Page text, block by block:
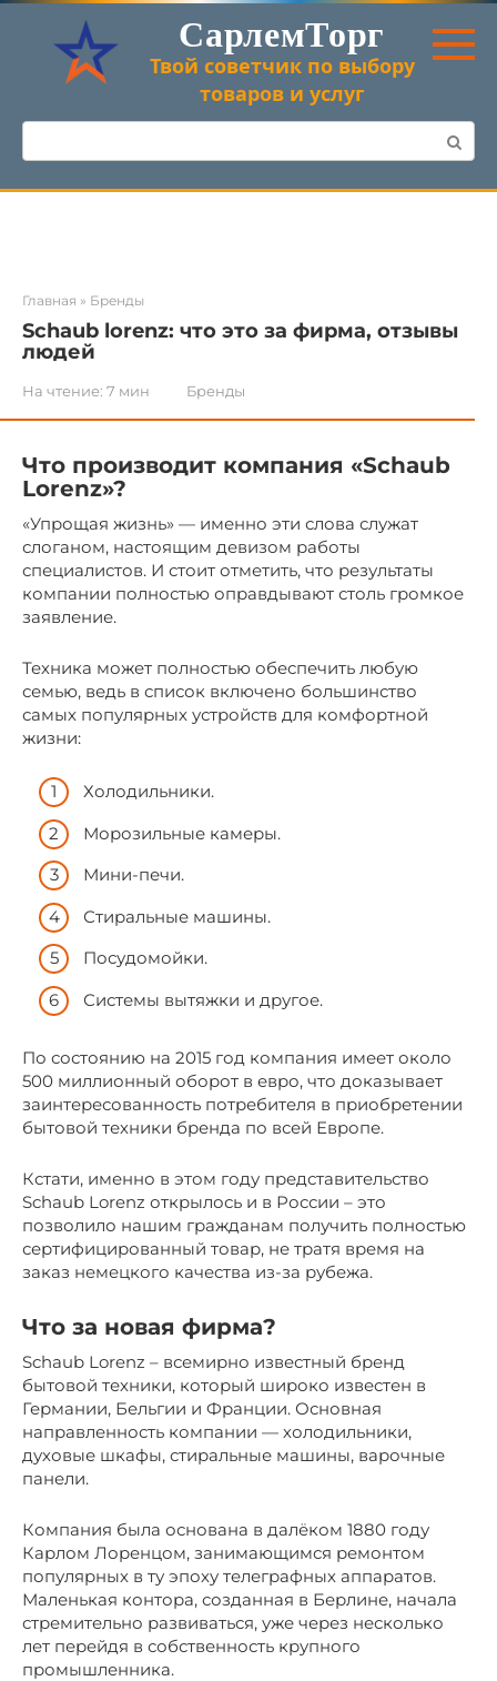
Перейти
контенту
СарлемТорг
Твой советчик по выбору
товаров и услуг
Поиск:
Главная » Бренды
Schaub lorenz: что это за фирма, отзывы
людей
На чтение: 7 мин Бренды
Что производит компания «Schaub
Lorenz»?
«Упрощая жизнь» — именно эти слова служат
слоганом, настоящим девизом работы
специалистов. И стоит отметить, что результаты
компании полностью оправдывают столь громкое
заявление.
Техника может полностью обеспечить любую
семью, ведь в список включено большинство
самых популярных устройств для комфортной
жизни:
Холодильники.
Морозильные камеры.
Мини-печи.
Стиральные машины.
Посудомойки.
Системы вытяжки и другое.
По состоянию на 2015 год компания имеет около
500 миллионный оборот в евро, что доказывает
заинтересованность потребителя в приобретении
бытовой техники бренда по всей Европе.
Кстати, именно в этом году представительство
Schaub Lorenz открылось и в России – это
позволило нашим гражданам получить полностью
сертифицированный товар, не тратя время на
заказ немецкого качества из-за рубежа.
Что за новая фирма?
Schaub Lorenz – всемирно известный бренд
бытовой техники, который широко известен в
Германии, Бельгии и Франции. Основная
направленность компании — холодильники,
духовые шкафы, стиральные машины, варочные
панели.
Компания была основана в далёком 1880 году
Карлом Лоренцом, занимающимся ремонтом
популярных в ту эпоху телеграфных аппаратов.
Маленькая контора, созданная в Берлине, начала
стремительно развиваться, уже через несколько
лет перейдя в собственность крупного
промышленника.